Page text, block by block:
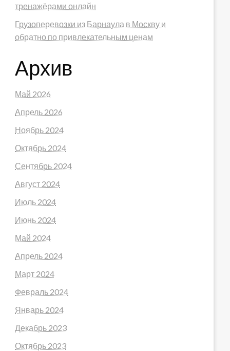
тренажёрами онлайн
Грузоперевозки из Барнаула в Москву и
обратно по привлекательным ценам
Архив
Май 2026
Апрель 2026
Ноябрь 2024
Октябрь 2024
Сентябрь 2024
Август 2024
Июль 2024
Июнь 2024
Май 2024
Апрель 2024
Март 2024
Февраль 2024
Январь 2024
Декабрь 2023
Октябрь 2023